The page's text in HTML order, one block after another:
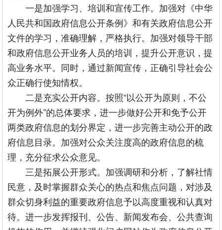
一是加强学习、培训和宣传工作。加强对《中华
人民共和国政府信息公开条例》和有关政府信息公开
文件的学习，准确理解，严格执行。加强对领导干部
和政府信息公开业务人员的培训，提升公开意识，提
高业务水平。同时，通过新闻宣传，正确引导社会公
众正确行使知情权。
二是充实公开内容。按照“以公开为原则，不公
开为例外”的总体要求，进一步做好公开和免予公开
两类政府信息的划分界定，进一步完善主动公开的政
府信息目录。加强对公众关注度高的政府信息的梳
理，充分征求公众意见。
三是拓展公开形式。加强调研和分析，了解社情
民意，及时掌握群众关心的热点和焦点问题，对涉及
群众切身利益的重要政府信息予以高度重视和认真对
待。进一步发挥报刊、公告、新闻发布会、公共查询